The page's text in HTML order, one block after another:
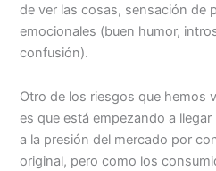
de ver las cosas, sensación de
emocionales (buen humor,
confusión).
Otro de los riesgos que hemos
es que está empezando a
a la presión del mercado por
original, pero como los